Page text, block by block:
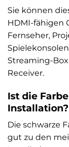
Sie können
HDMI-fähigen
Fernseher,
Streaming-
Receiver.
Ist die
Installation?
Die schwarze
gut zu den